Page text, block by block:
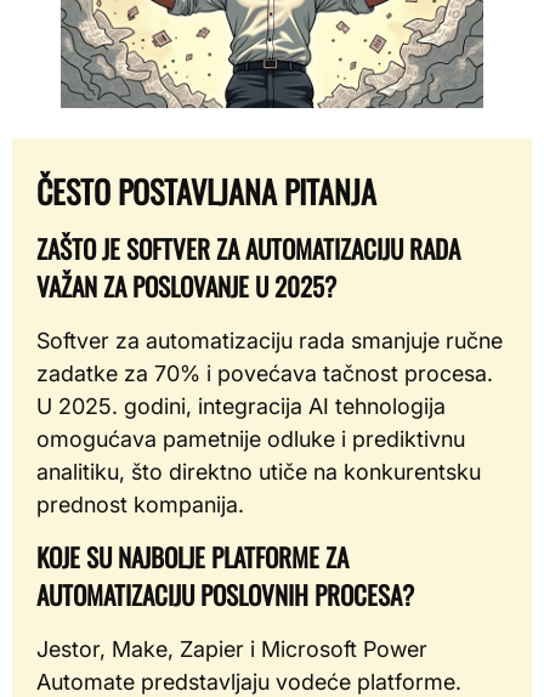
ČESTO POSTAVLJANA PITANJA
ZAŠTO JE SOFTVER ZA AUTOMATIZACIJU RADA
VAŽAN ZA POSLOVANJE U 2025?
Softver za automatizaciju rada smanjuje ručne
zadatke za 70% i povećava tačnost procesa.
U 2025. godini, integracija AI tehnologija
omogućava pametnije odluke i prediktivnu
analitiku, što direktno utiče na konkurentsku
prednost kompanija.
KOJE SU NAJBOLJE PLATFORME ZA
AUTOMATIZACIJU POSLOVNIH PROCESA?
Jestor, Make, Zapier i Microsoft Power
Automate predstavljaju vodeće platforme.